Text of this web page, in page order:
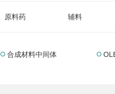
原料药 辅料
 合成材料中间体 